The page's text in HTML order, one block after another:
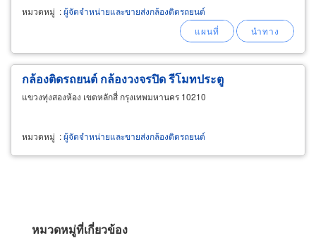
หมวดหมู่ :ผู้จัดจำหน่ายและขายส่งกล้องติดรถยนต์
กล้องติดรถยนต์ กล้องวงจรปิด รีโมทประตู
แขวงทุ่งสองห้อง เขตหลักสี่ กรุงเทพมหานคร 10210
หมวดหมู่ :ผู้จัดจำหน่ายและขายส่งกล้องติดรถยนต์
หมวดหมู่ที่เกี่ยวข้อง